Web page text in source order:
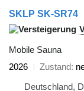
SKLP SK-SR74
Mobile Sauna
2026
Zustand
Deutschland,